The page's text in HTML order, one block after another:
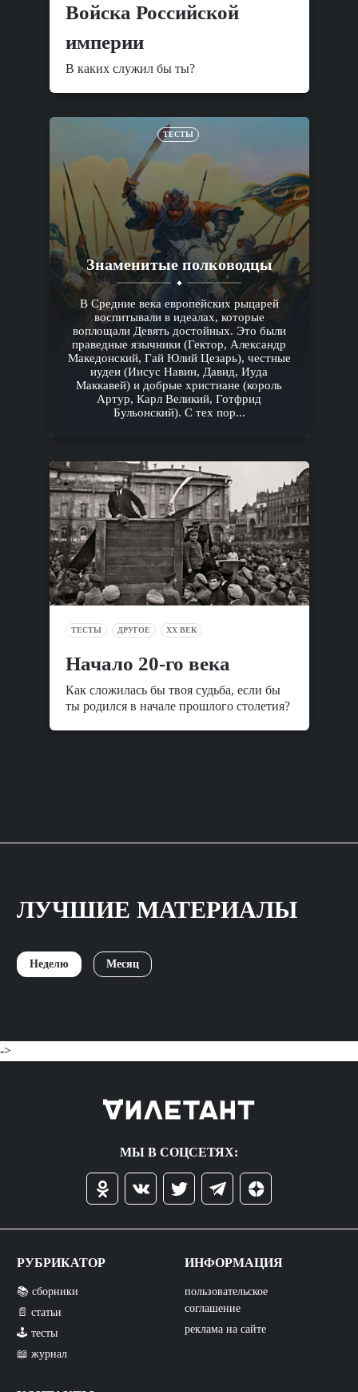
Войска Российской
империи
В каких служил бы ты?
ТЕСТЫ
Знаменитые полководцы
В Средние века европейских рыцарей
воспитывали в идеалах, которые
воплощали Девять достойных. Это были
праведные язычники (Гектор, Александр
Македонский, Гай Юлий Цезарь), честные
иудеи (Иисус Навин, Давид, Иуда
Маккавей) и добрые христиане (король
Артур, Карл Великий, Готфрид
Бульонский). С тех пор...
ТЕСТЫ ДРУГОЕ XX ВЕК
Начало 20-го века
Как сложилась бы твоя судьба, если бы
ты родился в начале прошлого столетия?
ЛУЧШИЕ МАТЕРИАЛЫ
Неделю Месяц
->
МЫ В СОЦСЕТЯХ:
РУБРИКАТОР
📚 сборники
📄 статьи
🕹️ тесты
📖 журнал
ИНФОРМАЦИЯ
пользовательское
соглашение
реклама на сайте